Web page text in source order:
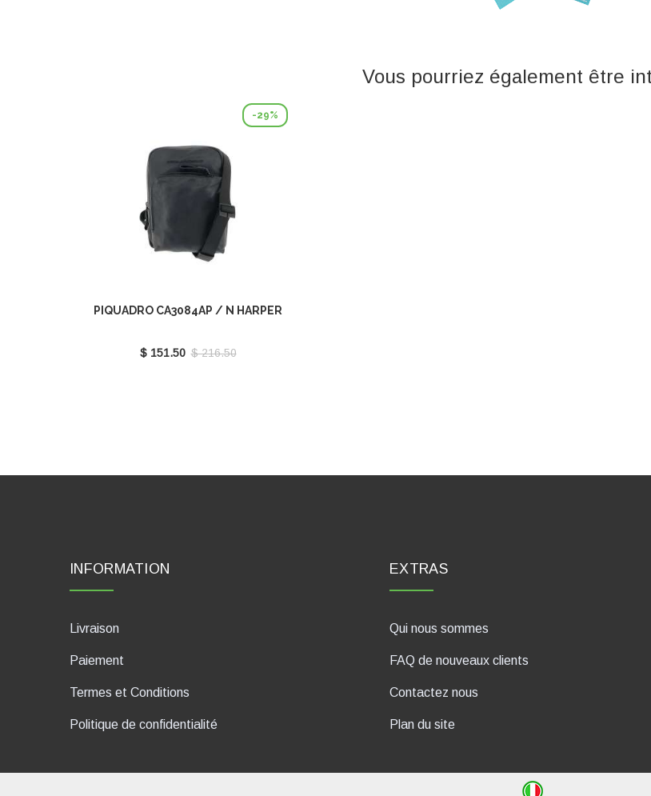
Vous pourriez également être
-29%
PIQUADRO CA3084AP / N HARPER
$ 151.50 $ 216.50
INFORMATION
Livraison
Paiement
Termes et Conditions
Politique de confidentialité
EXTRAS
Qui nous sommes
FAQ de nouveaux clients
Contactez nous
Plan du site